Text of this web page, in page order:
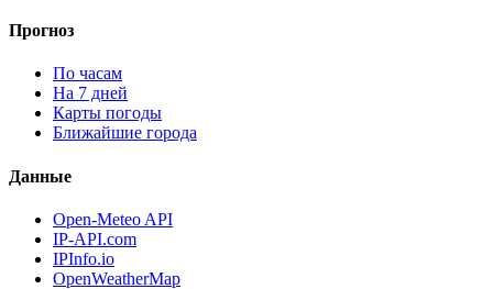
Прогноз
По часам
На 7 дней
Карты погоды
Ближайшие города
Данные
Open-Meteo API
IP-API.com
IPInfo.io
OpenWeatherMap